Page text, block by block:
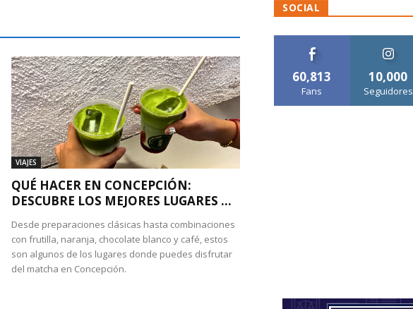
VIAJES
QUÉ HACER EN CONCEPCIÓN:
DESCUBRE LOS MEJORES LUGARES ...
Desde preparaciones clásicas hasta combinaciones
con frutilla, naranja, chocolate blanco y café, estos
son algunos de los lugares donde puedes disfrutar
del matcha en Concepción.
SOCIAL
60,813
Fans
10,000
Seguidores